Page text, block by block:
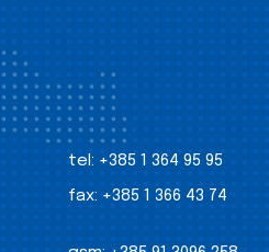
tel: +385 1 364 95 95
fax: +385 1 366 43 74